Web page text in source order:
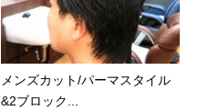
メンズカット/パーマスタイル
&2ブロック...